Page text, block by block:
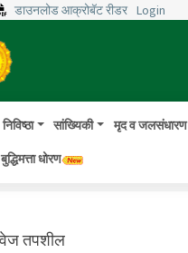
डाउनलोड आक्रोबॅट रीडर Login
निविष्ठा सांख्यिकी मृद व जलसंधारण
धोरण
तपशील